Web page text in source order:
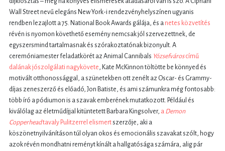
Wall Street nevű elegáns New York-i rendezvényhelyszínen ugyanis
rendben lezajlott a 75. National Book Awards gálája, és a netes közvetítés
révén is nyomon követhető esemény nemcsak jól szervezettnek, de
egyszersmind tartalmasnak és szórakoztatónak bizonyult. A
ceremóniamester feladatkörét az Animal Cannibals Yózsefvároscímű
dalának jószolgálati nagykövete, Kate McKinnon töltötte be könnyed és
motivált otthonossággal, a szünetekben ott zenélt az Oscar- és Grammy-
díjas zeneszerző és előadó, Jon Batiste, és ami számunkra még fontosabb:
több író a pódiumon is a szavak emberének mutatkozott. Például és
kiválólag az életműdíjjal kitüntetett Barbara Kingsolver, a Demon
Copperheadtavaly Pulitzerrel elismertszerzője, aki a
köszönetnyilvánításon túl olyan okos és emocionális szavakat szólt, hogy
azok révén mondhatni reményt kínált a hallgatósága számára, alig pár